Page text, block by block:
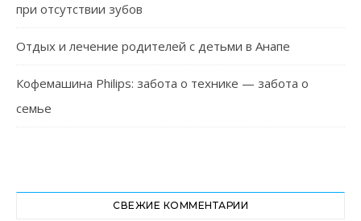
при отсутствии зубов
Отдых и лечение родителей с детьми в Анапе
Кофемашина Philips: забота о технике — забота о
семье
СВЕЖИЕ КОММЕНТАРИИ